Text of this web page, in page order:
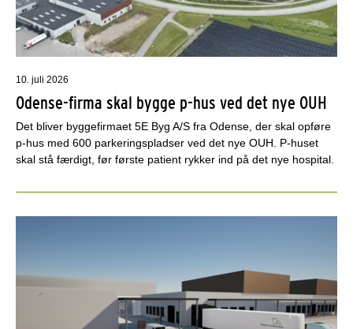
10. juli 2026
Odense-firma skal bygge p-hus ved det nye OUH
Det bliver byggefirmaet 5E Byg A/S fra Odense, der skal opføre
p-hus med 600 parkeringspladser ved det nye OUH. P-huset
skal stå færdigt, før første patient rykker ind på det nye hospital.